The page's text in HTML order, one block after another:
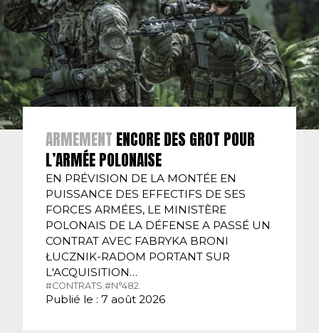
ARMEMENT ENCORE DES GROT POUR
L’ARMÉE POLONAISE
EN PRÉVISION DE LA MONTÉE EN
PUISSANCE DES EFFECTIFS DE SES
FORCES ARMÉES, LE MINISTÈRE
POLONAIS DE LA DÉFENSE A PASSÉ UN
CONTRAT AVEC FABRYKA BRONI
ŁUCZNIK-RADOM PORTANT SUR
L'ACQUISITION…
#CONTRATS. #N°482.
Publié le : 7 août 2026